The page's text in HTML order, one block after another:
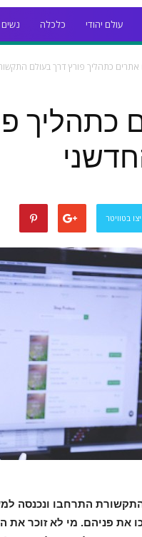
עולם יהודי כלכלה נשים
אתרים כתהליך פורץ דרך בעולם
כתהליך
בטוויטר
התקשורת התרחבו ונכנסה
את פניהם. מי לא זוכר את